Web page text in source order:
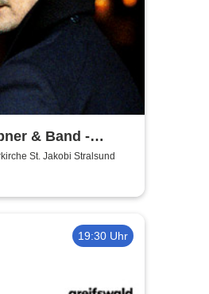
& Band -
2026
St. Jakobi Stralsund
19:30 Uhr